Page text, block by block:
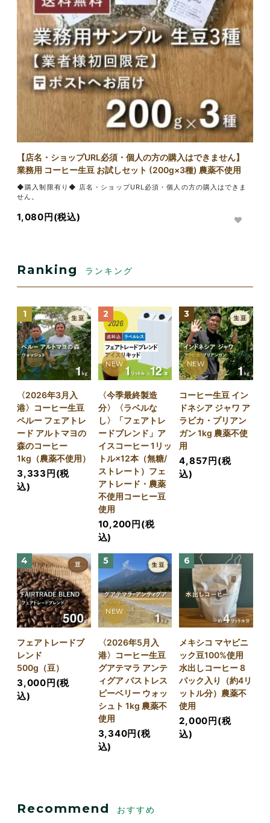
【店名・ショップURL必須・個人の方の購入はできません】
業務用 コーヒー生豆 お試しセット (200g×3種) 農薬不使用
◆購入制限有り◆ 店名・ショップURL必須・個人の方の購入はできま
せん。
1,080円(税込)
Ranking ランキング
1
〈2026年3月入
港〉コーヒー生豆
ペルー フェアトレ
ード アルトマヨの
森のコーヒー
1kg（農薬不使用）
3,333円(税
込)
2
NEW
〈今季最終製造
分〉〈ラベルな
し〉「フェアトレ
ードブレンド」ア
イスコーヒー 1リッ
トル×12本（無糖/
ストレート）フェ
アトレード・農薬
不使用コーヒー豆
使用
10,200円(税
込)
3
NEW
コーヒー生豆 イン
ドネシア ジャワ ア
ラビカ・プリアン
ガン 1kg 農薬不使
用
4,857円(税
込)
4
フェアトレードブ
レンド
500g（豆）
3,000円(税
込)
5
NEW
〈2026年5月入
港〉コーヒー生豆
グアテマラ アンテ
ィグア パストレス
ピーベリー ウォッ
シュト 1kg 農薬不
使用
3,340円(税
込)
6
メキシコ マヤビニ
ック豆100%使用
水出しコーヒー 8
パック入り（約4リ
ットル分）農薬不
使用
2,000円(税
込)
Recommend おすすめ